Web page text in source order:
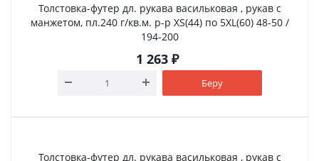
Толстовка-футер дл. рукава васильковая , рукав с
манжетом, пл.240 г/кв.м. р-р XS(44) по 5XL(60) 48-50 /
194-200
1 263₽
Беру
Толстовка-футер дл. рукава васильковая , рукав с